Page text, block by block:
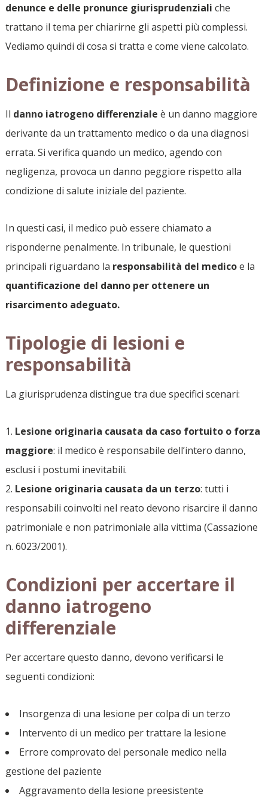
denunce e delle pronunce giurisprudenziali che
trattano il tema per chiarirne gli aspetti più complessi.
Vediamo quindi di cosa si tratta e come viene calcolato.
Definizione e responsabilità
Il danno iatrogeno differenziale è un danno maggiore
derivante da un trattamento medico o da una diagnosi
errata. Si verifica quando un medico, agendo con
negligenza, provoca un danno peggiore rispetto alla
condizione di salute iniziale del paziente.
In questi casi, il medico può essere chiamato a
risponderne penalmente. In tribunale, le questioni
principali riguardano la responsabilità del medicoe la
quantificazione del danno per ottenere un
risarcimento adeguato.
Tipologie di lesioni e
responsabilità
La giurisprudenza distingue tra due specifici scenari:
Lesione originaria causata da caso fortuito o forza
maggiore: il medico è responsabile dell’intero danno,
esclusi i postumi inevitabili.
Lesione originaria causata da un terzo: tutti i
responsabili coinvolti nel reato devono risarcire il danno
patrimoniale e non patrimoniale alla vittima (Cassazione
n. 6023/2001).
Condizioni per accertare il
danno iatrogeno
differenziale
Per accertare questo danno, devono verificarsi le
seguenti condizioni:
Insorgenza di una lesione per colpa di un terzo
Intervento di un medico per trattare la lesione
Errore comprovato del personale medico nella
gestione del paziente
Aggravamento della lesione preesistente